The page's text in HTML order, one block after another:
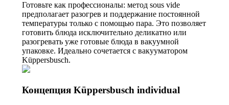
Готовьте как профессионалы: метод sous vide
предполагает разогрев и поддержание постоянной
температуры только с помощью пара. Это позволяет
готовить блюда исключительно деликатно или
разогревать уже готовые блюда в вакуумной
упаковке. Идеально сочетается с вакууматором
Küppersbusch.
Концепция Küppersbusch individual